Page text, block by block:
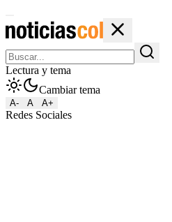
Lectura y tema
Cambiar tema
A- A A+
Redes Sociales